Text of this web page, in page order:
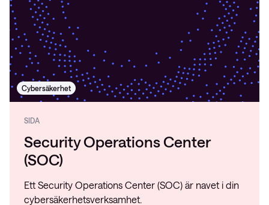
Cybersäkerhet
SIDA
Security Operations Center
(SOC)
Ett Security Operations Center (SOC) är navet i din
cybersäkerhetsverksamhet.